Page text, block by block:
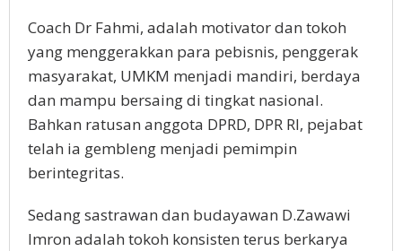
Coach Dr Fahmi, adalah motivator dan tokoh
yang menggerakkan para pebisnis, penggerak
masyarakat, UMKM menjadi mandiri, berdaya
dan mampu bersaing di tingkat nasional.
Bahkan ratusan anggota DPRD, DPR RI, pejabat
telah ia gembleng menjadi pemimpin
berintegritas.
Sedang sastrawan dan budayawan D.Zawawi
Imron adalah tokoh konsisten terus berkarya